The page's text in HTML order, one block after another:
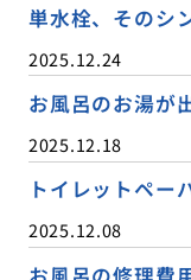
単水栓、そのシ
2025.12.24
お風呂のお湯が
2025.12.18
トイレットペー
2025.12.08